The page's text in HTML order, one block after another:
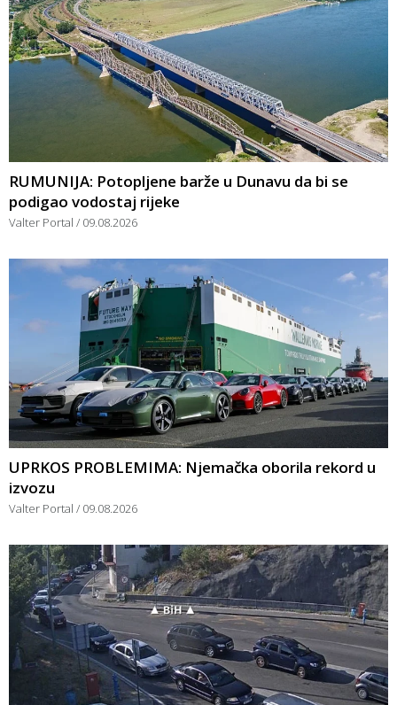
RUMUNIJA: Potopljene barže u Dunavu da bi se
podigao vodostaj rijeke
Valter Portal 09.08.2026
UPRKOS PROBLEMIMA: Njemačka oborila rekord u
izvozu
Valter Portal 09.08.2026